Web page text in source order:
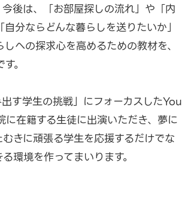
後は、「お部屋探しの流れ」や「内
分ならどんな暮らしを送りたいか」
への探求心を高めるための教材を、
。
す学生の挑戦」にフォーカスしたYou
在籍する生徒に出演いただき、夢に
きに頑張る学生を応援するだけでな
環境を作ってまいります。